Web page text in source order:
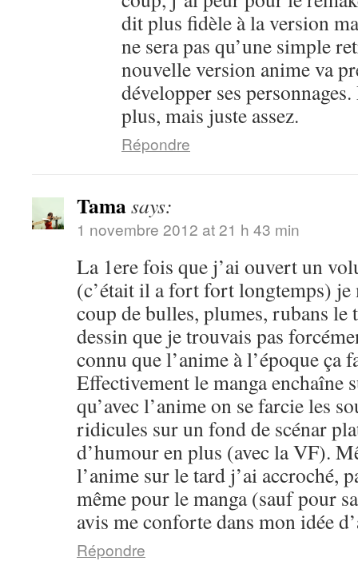
dit plus fidèle à la version
ne sera pas qu’une simple
nouvelle version anime va
développer ses
plus, mais juste assez.
Répondre
Tamasays:
1 novembre 2012 at 21 h 43 min
La 1ere fois que j’ai ouvert un
(c’était il a fort fort longtemps) je
coup de bulles, plumes, rubans le
dessin que je trouvais pas
connu que l’anime à l’époque ça
Effectivement le manga enchaîne
qu’avec l’anime on se farcie les
ridicules sur un fond de scénar
d’humour en plus (avec la VF).
l’anime sur le tard j’ai accroché,
même pour le manga (sauf pour
avis me conforte dans mon idée
Répondre